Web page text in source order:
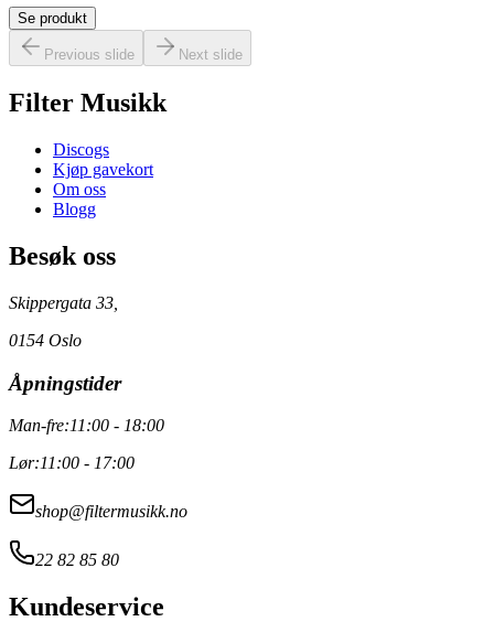
Se produkt
Previous slide Next slide
Filter Musikk
Discogs
Kjøp gavekort
Om oss
Blogg
Besøk oss
Skippergata 33,
0154 Oslo
Åpningstider
Man-fre:11:00 - 18:00
Lør:11:00 - 17:00
shop@filtermusikk.no
22 82 85 80
Kundeservice